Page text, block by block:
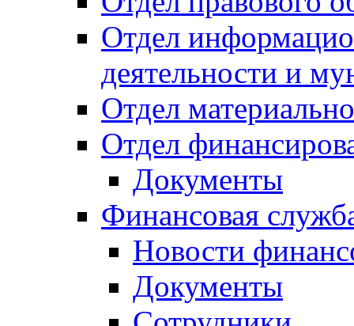
Отдел
деятельности и
Отдел
Отдел
Документы
Финансовая
Новости
Документы